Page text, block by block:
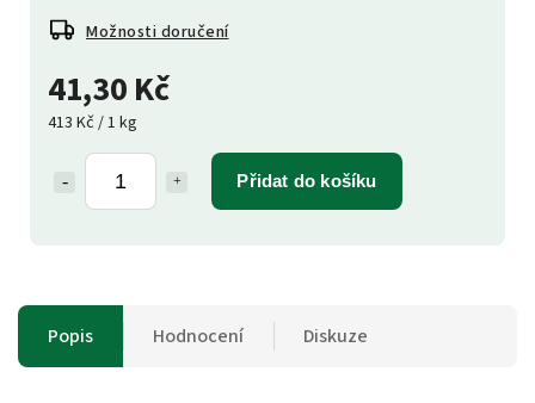
41,30 Kč
413 Kč / 1 kg
Přidat do košíku
Možnosti doručení
Popis Hodnocení Diskuze